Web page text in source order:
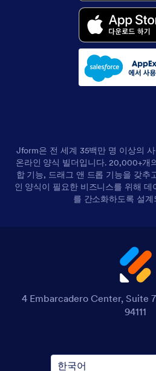
Jform은 전 세계 35백만 명 이상의
온라인 양식 빌더입니다. 20,000+개
합 기능, 드래그 앤 드롭 기능을 갖추
인 양식이 필요한 비즈니스를 위해
를 간소화하도록 설계
4 Embarcadero Center, Suite
94111